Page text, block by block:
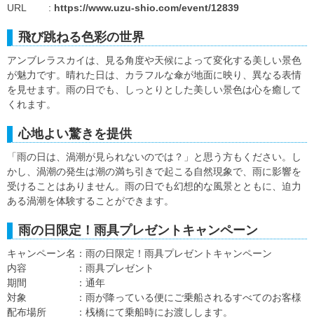
URL : https://www.uzu-shio.com/event/12839
飛び跳ねる色彩の世界
アンブレラスカイは、見る角度や天候によって変化する美しい景色
が魅力です。晴れた日は、カラフルな傘が地面に映り、異なる表情
を見せます。雨の日でも、しっとりとした美しい景色は心を癒して
くれます。
心地よい驚きを提供
「雨の日は、渦潮が見られないのでは？」と思う方もください。し
かし、渦潮の発生は潮の満ち引きで起こる自然現象で、雨に影響を
受けることはありません。雨の日でも幻想的な風景とともに、迫力
ある渦潮を体験することができます。
雨の日限定！雨具プレゼントキャンペーン
キャンペーン名：雨の日限定！雨具プレゼントキャンペーン
内容 ：雨具プレゼント
期間 ：通年
対象 ：雨が降っている便にご乗船されるすべてのお客様
配布場所 ：桟橋にて乗船時にお渡しします。